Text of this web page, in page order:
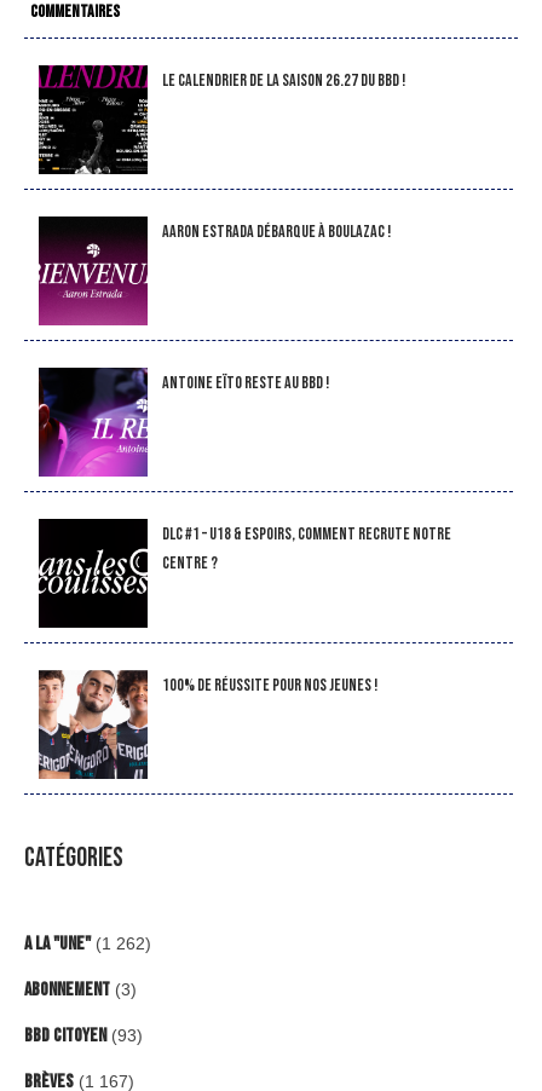
COMMENTAIRES
LE CALENDRIER DE LA SAISON 26.27 DU BBD !
Aaron Estrada débarque à Boulazac !
Antoine Eïto reste au BBD !
DLC #1 – U18 & Espoirs, comment recrute notre
Centre ?
100% de réussite pour nos jeunes !
CATÉGORIES
A la "Une"(1 262)
Abonnement (3)
BBD Citoyen (93)
Brèves (1 167)